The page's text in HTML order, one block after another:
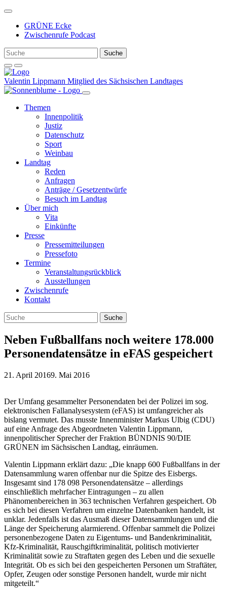
Weiter
Inhalt
GRÜNE Ecke
Zwischenrufe Podcast
Valentin Lippmann Mitglied des Sächsischen Landtages
Themen
Innenpolitik
Justiz
Datenschutz
Sport
Weinbau
Landtag
Reden
Anfragen
Anträge / Gesetzentwürfe
Besuch im Landtag
Über mich
Vita
Einkünfte
Presse
Pressemitteilungen
Pressefoto
Termine
Veranstaltungsrückblick
Ausstellungen
Zwischenrufe
Kontakt
Neben Fußballfans noch weitere 178.000
Personendatensätze in eFAS gespeichert
21. April 20169. Mai 2016
Der Umfang gesammelter Personendaten bei der Polizei im sog.
elektronischen Fallanalysesystem (eFAS) ist umfangreicher als
bislang vermutet. Das musste Innenminister Markus Ulbig (CDU)
auf eine Anfrage des Abgeordneten Valentin Lippmann,
innenpolitischer Sprecher der Fraktion BÜNDNIS 90/DIE
GRÜNEN im Sächsischen Landtag, einräumen.
Valentin Lippmann erklärt dazu: „Die knapp 600 Fußballfans in der
Datensammlung waren offenbar nur die Spitze des Eisbergs.
Insgesamt sind 178 098 Personendatensätze – allerdings
einschließlich mehrfacher Eintragungen – zu allen
Phänomenbereichen in 363 technischen Verfahren gespeichert. Ob
es sich bei diesen Verfahren um einzelne Datenbanken handelt, ist
unklar. Jedenfalls ist das Ausmaß dieser Datensammlungen und die
Länge der Speicherung alarmierend. Offenbar sammelt die Polizei
personenbezogene Daten zu Eigentums- und Bandenkriminalität,
Kfz-Kriminalität, Rauschgiftkriminalität, politisch motivierter
Kriminalität sowie zu Straftaten gegen des Leben und die sexuelle
Integrität. Ob es sich bei den gespeicherten Personen um Straftäter,
Opfer, Zeugen oder sonstige Personen handelt, wurde mir nicht
mitgeteilt.“